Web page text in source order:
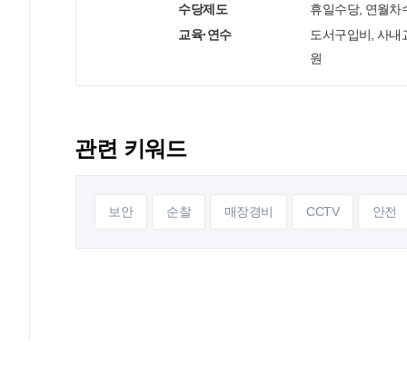
수당제도
휴일수당, 연월차
교육·연수
도서구입비, 사내
원
관련 키워드
보안 순찰 매장경비 CCTV 안전